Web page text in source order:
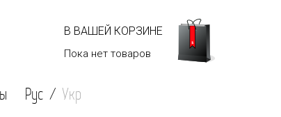
В ВАШЕЙ КОРЗИНЕ
Пока нет товаров
Рус / Укр